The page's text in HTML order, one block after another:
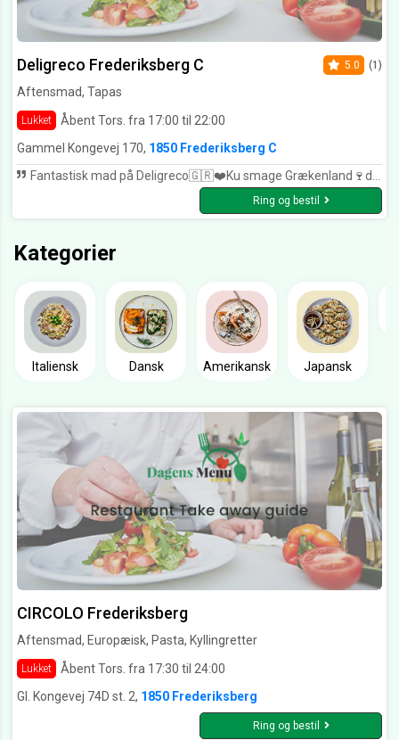
Deligreco Frederiksberg C
Aftensmad, Tapas
Lukket Åbent Tors. fra 17:00 til 22:00
5.0 (1)
Gammel Kongevej 170, 1850 Frederiksberg C
Fantastisk mad på Deligreco🇬🇷❤️Ku smage Grækenland🍷dejlig betjening, har kun godt at sige om stedet, kommer snart igen 🍷Yamas
Ring og bestil
Kategorier
Italiensk Dansk Amerikansk Japansk
CIRCOLO Frederiksberg
Aftensmad, Europæisk, Pasta, Kyllingretter
Lukket
Åbent Tors. fra 17:30 til 24:00
Gl. Kongevej 74D st. 2, 1850 Frederiksberg
Ring og bestil